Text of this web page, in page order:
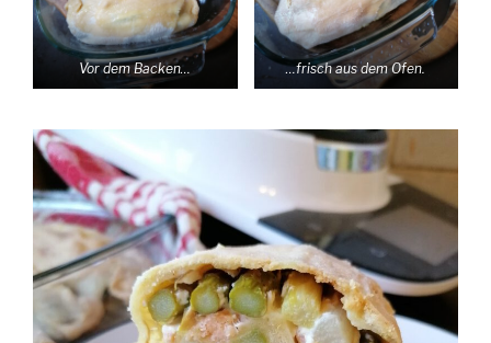
Vor dem Backen… …frisch aus dem Ofen.